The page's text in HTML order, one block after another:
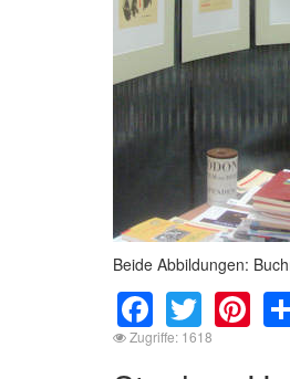
Beide Abbildungen:
Zugriffe: 1618